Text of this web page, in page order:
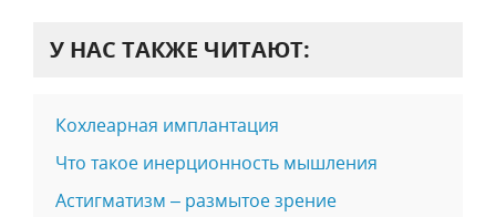
У НАС ТАКЖЕ ЧИТАЮТ:
Кохлеарная имплантация
Что такое инерционность мышления
Астигматизм – размытое зрение